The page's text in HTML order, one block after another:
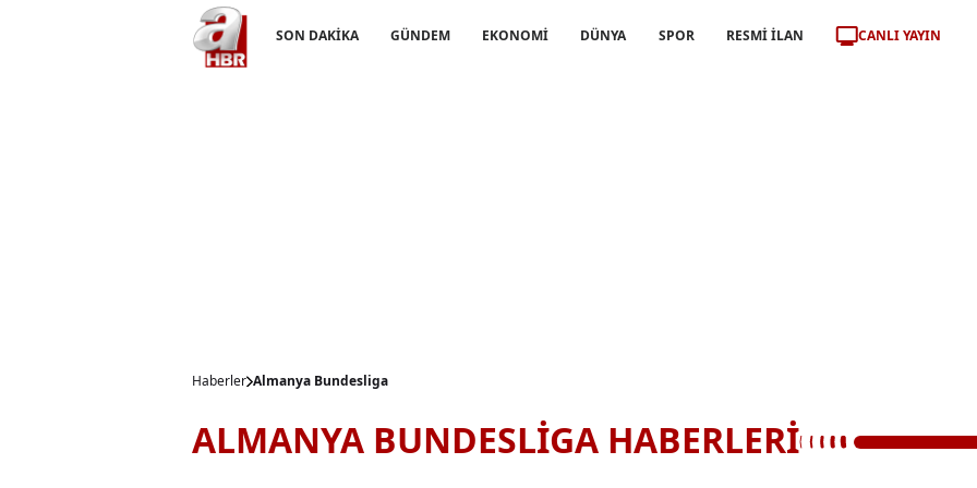
SON DAKİKA GÜNDEM EKONOMİ DÜNYA SPOR RESMİ İLAN CANLI YAYIN
Haberler Almanya Bundesliga
ALMANYA BUNDESLİGA HABERLERİ